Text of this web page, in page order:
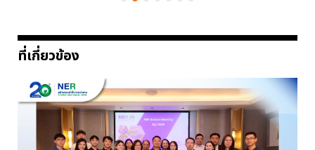
ที่เกี่ยวข้อง